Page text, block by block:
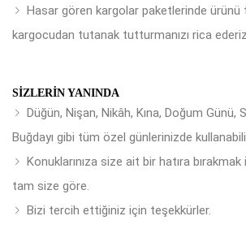
Hasar gören kargolar paketlerinde ürünü
kargocudan tutanak tutturmanızı rica
SIZLERIN YANINDA
Düğün, Nişan, Nikâh, Kına, Doğum Günü,
Buğdayı gibi tüm özel günlerinizde
Konuklarınıza size ait bir hatıra
tam size göre.
Bizi tercih ettiğiniz için teşekkürler.